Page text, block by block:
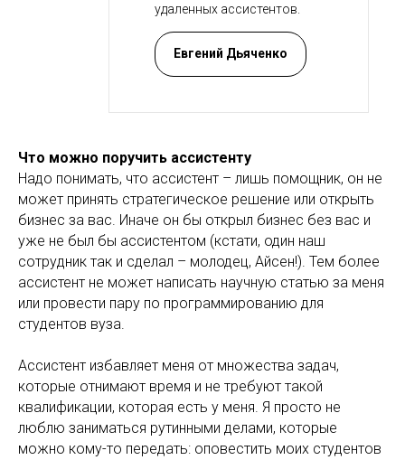
удаленных ассистентов.
Евгений Дьяченко
Что можно поручить ассистенту
Надо понимать, что ассистент – лишь помощник, он не
может принять стратегическое решение или открыть
бизнес за вас. Иначе он бы открыл бизнес без вас и
уже не был бы ассистентом (кстати, один наш
сотрудник так и сделал – молодец, Айсен!). Тем более
ассистент не может написать научную статью за меня
или провести пару по программированию для
студентов вуза.
Ассистент избавляет меня от множества задач,
которые отнимают время и не требуют такой
квалификации, которая есть у меня. Я просто не
люблю заниматься рутинными делами, которые
можно кому-то передать: оповестить моих студентов